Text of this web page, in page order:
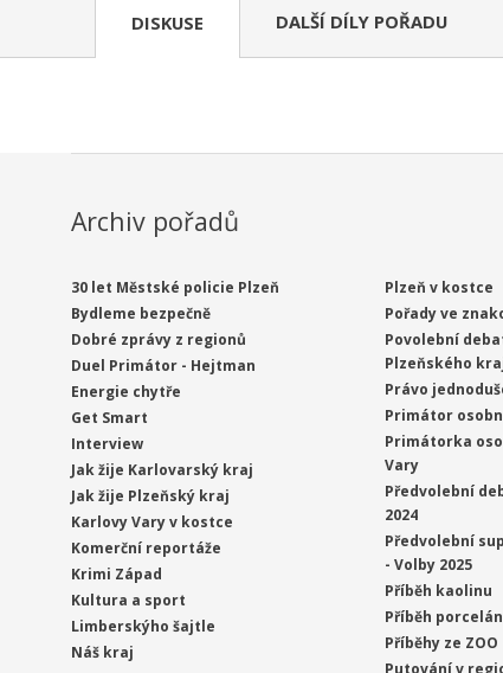
DISKUSE DALŠÍ DÍLY POŘADU
Archiv pořadů
30 let Městské policie Plzeň
Bydleme bezpečně
Dobré zprávy z regionů
Duel Primátor - Hejtman
Energie chytře
Get Smart
Interview
Jak žije Karlovarský kraj
Jak žije Plzeňský kraj
Karlovy Vary v kostce
Komerční reportáže
Krimi Západ
Kultura a sport
Limberskýho šajtle
Náš kraj
Plzeň v kostce
Pořady ve
Povolební
Plzeňského
Právo
Primátor
Primátorka
Vary
Předvolební
2024
Předvolební
- Volby 2025
Příběh kaolinu
Příběh
Příběhy ze ZOO